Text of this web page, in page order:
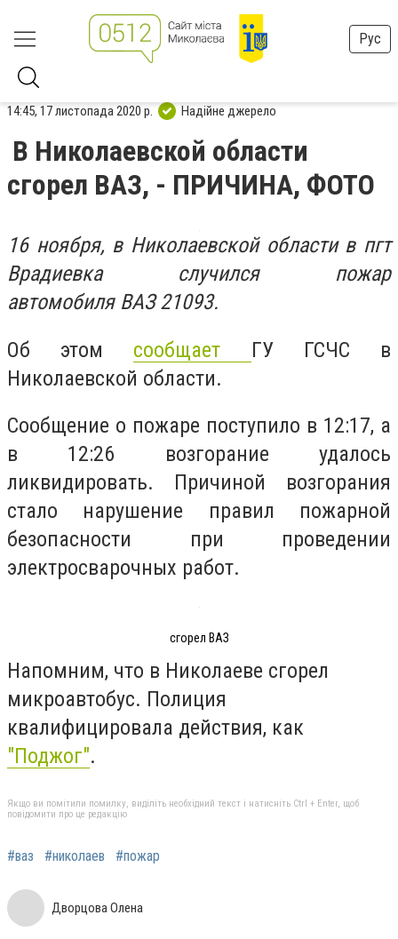
Рус
14:45, 17 листопада 2020 р. Надійне джерело
В Николаевской области
сгорел ВАЗ, - ПРИЧИНА, ФОТО
16 ноября, в Николаевской области в пгт
Врадиевка случился пожар
автомобиля ВАЗ 21093.
Об этом сообщает ГУ ГСЧС в
Николаевской области.
Сообщение о пожаре поступило в 12:17, а
в 12:26 возгорание удалось
ликвидировать. Причиной возгорания
стало нарушение правил пожарной
безопасности при проведении
электросварочных работ.
сгорел ВАЗ
Напомним, что в Николаеве сгорел
микроавтобус. Полиция
квалифицировала действия, как
"Поджог".
Якщо ви помітили помилку, виділіть необхідний текст і натисніть Ctrl + Enter, щоб
повідомити про це редакцію
#ваз #николаев #пожар
Дворцова Олена